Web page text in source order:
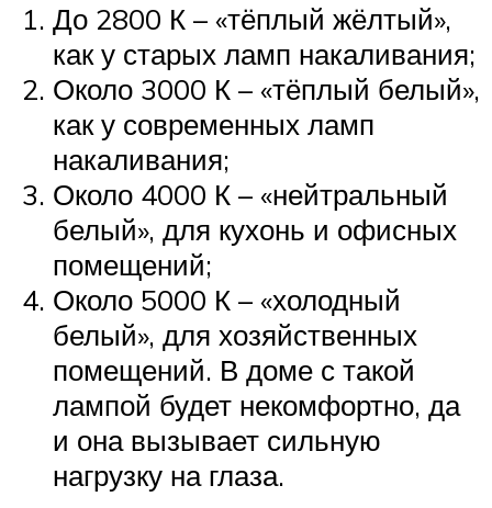
До 2800 К – «тёплый жёлтый»,
как у старых ламп накаливания;
Около 3000 К – «тёплый белый»,
как у современных ламп
накаливания;
Около 4000 К – «нейтральный
белый», для кухонь и офисных
помещений;
Около 5000 К – «холодный
белый», для хозяйственных
помещений. В доме с такой
лампой будет некомфортно, да
и она вызывает сильную
нагрузку на глаза.